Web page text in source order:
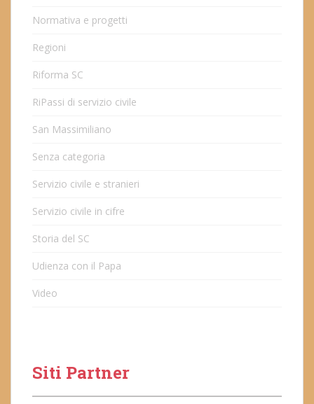
Normativa e progetti
Regioni
Riforma SC
RiPassi di servizio civile
San Massimiliano
Senza categoria
Servizio civile e stranieri
Servizio civile in cifre
Storia del SC
Udienza con il Papa
Video
Siti Partner